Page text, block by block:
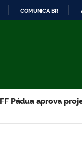
COMUNICA BR
Pádua aprova